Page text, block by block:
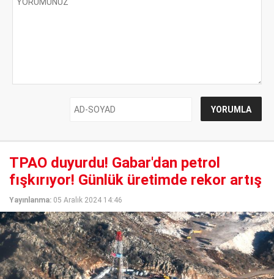
TPAO duyurdu! Gabar'dan petrol
fışkırıyor! Günlük üretimde rekor artış
Yayınlanma: 05 Aralık 2024 14:46